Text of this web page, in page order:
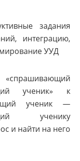
задания
интеграцию,
УУД
ученик» к
ученик —
ученику
и найти на него